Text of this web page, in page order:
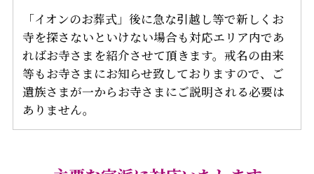
「イオンのお葬式」後に急な引越し等で新しくお
寺を探さないといけない場合も対応エリア内であ
ればお寺さまを紹介させて頂きます。戒名の由来
等もお寺さまにお知らせ致しておりますので、ご
遺族さまが一からお寺さまにご説明される必要は
ありません。